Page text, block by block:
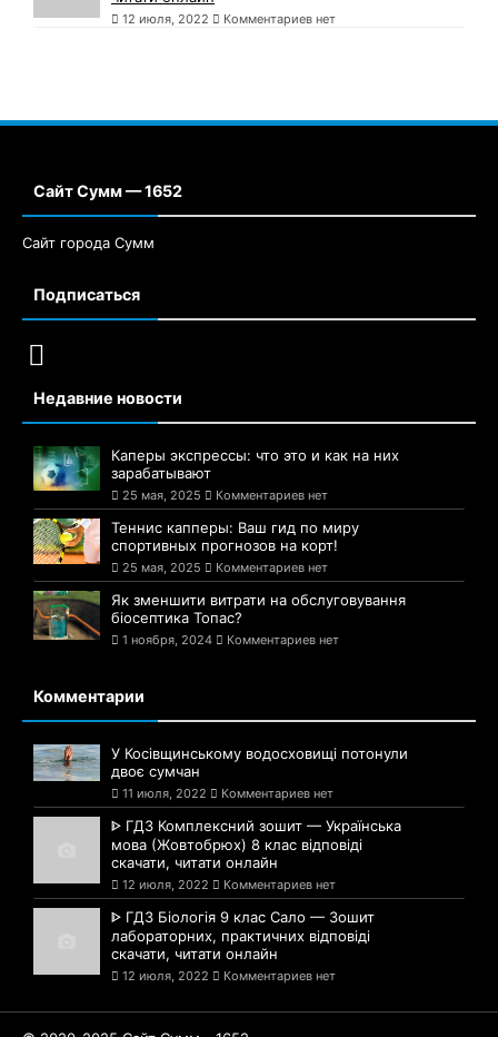
12 июля, 2022 Комментариев нет
Сайт Сумм — 1652
Сайт города Сумм
Подписаться
Недавние новости
Каперы экспрессы: что это и как на них
зарабатывают
25 мая, 2025 Комментариев нет
Теннис капперы: Ваш гид по миру
спортивных прогнозов на корт!
25 мая, 2025 Комментариев нет
Як зменшити витрати на обслуговування
біосептика Топас?
1 ноября, 2024 Комментариев нет
Комментарии
У Косівщинському водосховищі потонули
двоє сумчан
11 июля, 2022 Комментариев нет
ᐈ ГДЗ Комплексний зошит — Українська
мова (Жовтобрюх) 8 клас відповіді
скачати, читати онлайн
12 июля, 2022 Комментариев нет
ᐈ ГДЗ Біологія 9 клас Сало — Зошит
лабораторних, практичних відповіді
скачати, читати онлайн
12 июля, 2022 Комментариев нет